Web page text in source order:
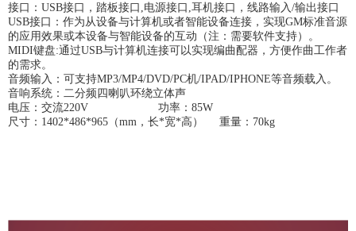
接口：USB接口，踏板接口,电源接口,耳机接口，线路输入/输出接口
USB接口：作为从设备与计算机或者智能设备连接，实现GM标准音源
的应用效果或本设备与智能设备的互动（注：需要软件支持）。
MIDI键盘:通过USB与计算机连接可以实现编曲配器，方便作曲工作者
的需求。
音频输入：可支持MP3/MP4/DVD/PC机/IPAD/IPHONE等音频载入。
音响系统：二分频四喇叭环绕立体声
电压：交流220V 功率：85W
尺寸：1402*486*965（mm，长*宽*高） 重量：70kg